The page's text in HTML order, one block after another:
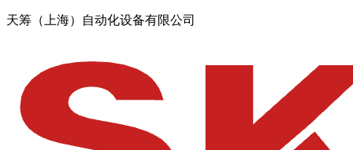
天筹（上海）自动化设备有限公司